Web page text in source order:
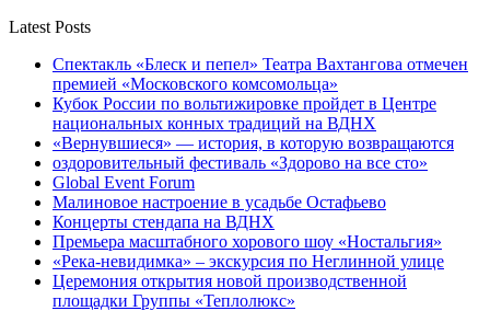
Latest Posts
Спектакль «Блеск и пепел» Театра Вахтангова отмечен
премией «Московского комсомольца»
Кубок России по вольтижировке пройдет в Центре
национальных конных традиций на ВДНХ
«Вернувшиеся» — история, в которую возвращаются
оздоровительный фестиваль «Здорово на все сто»
Global Event Forum
Малиновое настроение в усадьбе Остафьево
Концерты стендапа на ВДНХ
Премьера масштабного хорового шоу «Ностальгия»
«Река-невидимка» – экскурсия по Неглинной улице
Церемония открытия новой производственной
площадки Группы «Теплолюкс»